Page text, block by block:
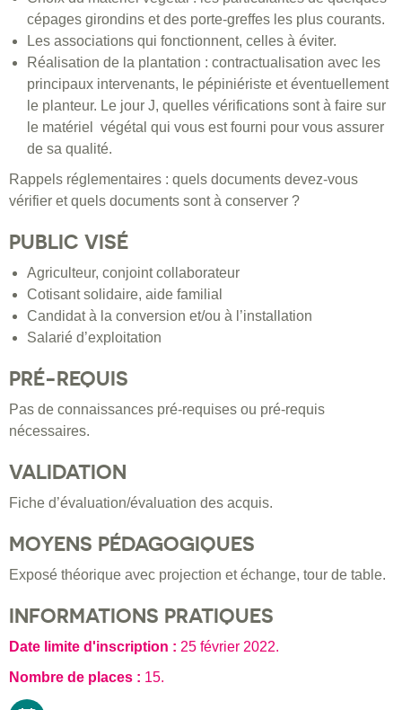
cépages girondins et des porte-greffes les plus courants.
Les associations qui fonctionnent, celles à éviter.
Réalisation de la plantation : contractualisation avec les
principaux intervenants, le pépiniériste et éventuellement
le planteur. Le jour J, quelles vérifications sont à faire sur
le matériel végétal qui vous est fourni pour vous assurer
de sa qualité.
Rappels réglementaires : quels documents devez-vous
vérifier et quels documents sont à conserver ?
PUBLIC VISÉ
Agriculteur, conjoint collaborateur
Cotisant solidaire, aide familial
Candidat à la conversion et/ou à l’installation
Salarié d’exploitation
PRÉ-REQUIS
Pas de connaissances pré-requises ou pré-requis
nécessaires.
VALIDATION
Fiche d’évaluation/évaluation des acquis.
MOYENS PÉDAGOGIQUES
Exposé théorique avec projection et échange, tour de table.
INFORMATIONS PRATIQUES
Date limite d'inscription : 25 février 2022.
Nombre de places : 15.